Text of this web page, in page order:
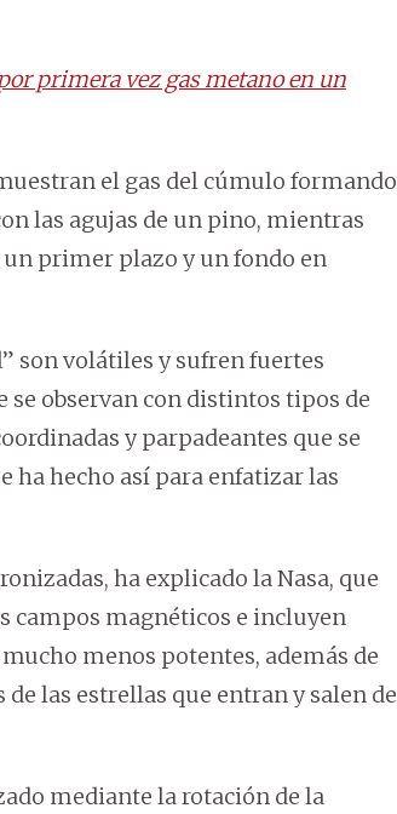
primera vez gas metano en un
el gas del cúmulo formando
las agujas de un pino, mientras
primer plazo y un fondo en
son volátiles y sufren fuertes
se observan con distintos tipos de
y parpadeantes que se
ha hecho así para enfatizar las
ha explicado la Nasa, que
campos magnéticos e incluyen
menos potentes, además de
las estrellas que entran y salen de
mediante la rotación de la